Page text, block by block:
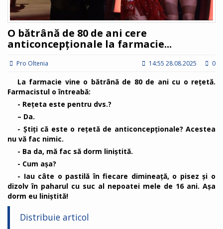
O bătrână de 80 de ani cere
anticoncepționale la farmacie...
Pro Oltenia 14:55 28.08.2025 0
La farmacie vine o bătrână de 80 de ani cu o reţetă.
Farmacistul o întreabă:
- Reţeta este pentru dvs.?
– Da.
- Ştiţi că este o reţetă de anticoncepţionale? Acestea
nu vă fac nimic.
- Ba da, mă fac să dorm liniştită.
- Cum aşa?
- Iau câte o pastilă în fiecare dimineaţă, o pisez şi o
dizolv în paharul cu suc al nepoatei mele de 16 ani. Aşa
dorm eu liniştită!
Distribuie articol